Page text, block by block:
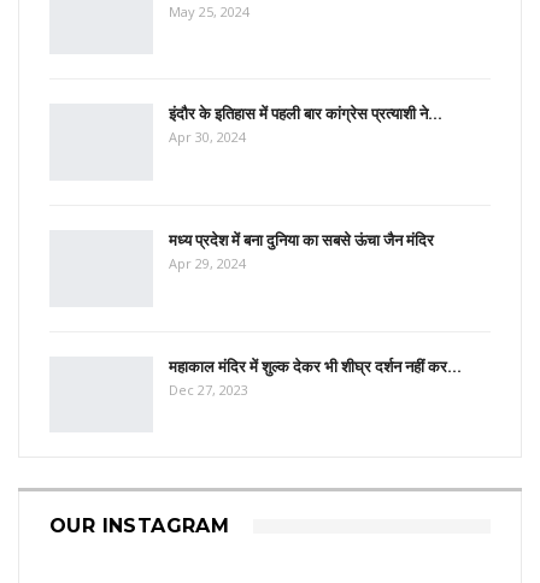
May 25, 2024
इंदौर के इतिहास में पहली बार कांग्रेस प्रत्याशी ने…
Apr 30, 2024
मध्य प्रदेश में बना दुनिया का सबसे ऊंचा जैन मंदिर
Apr 29, 2024
महाकाल मंदिर में शुल्क देकर भी शीघ्र दर्शन नहीं कर…
Dec 27, 2023
OUR INSTAGRAM